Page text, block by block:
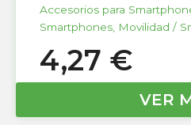
Accesorios para
Smartphones Movilidad /
4,27 €
VER